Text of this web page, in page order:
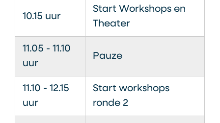
10.15 uur
Start Workshops en
Theater
11.05 - 11.10
uur
Pauze
11.10 - 12.15
uur
Start workshops
ronde 2